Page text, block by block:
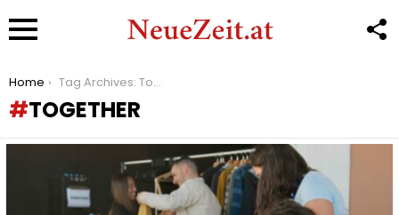
You are here:
Home Tag Archives: Together
TOGETHER
STORIES